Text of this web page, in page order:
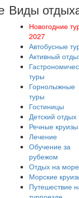
Виды
Новогодние
2027
Автобусные
Активный
туры
Горнолыжные
туры
Гостиницы
Детский отдых
Речные круизы
Лечение
Обучение за
рубежом
Отдых на море
Морские
Путешествие